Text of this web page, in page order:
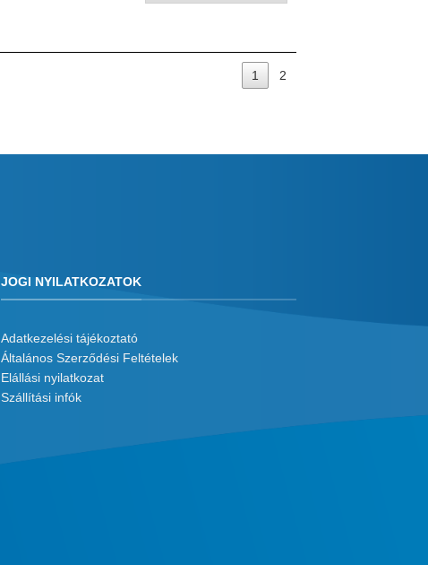
1 2
JOGI NYILATKOZATOK
Adatkezelési tájékoztató
Általános Szerződési Feltételek
Elállási nyilatkozat
Szállítási infók